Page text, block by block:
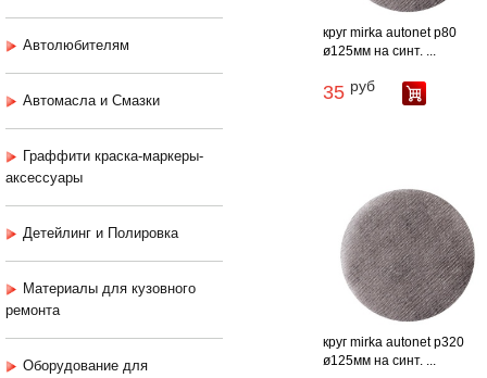
Автолюбителям
Автомасла и Смазки
Граффити краска-маркеры-
аксессуары
Детейлинг и Полировка
Материалы для кузовного
ремонта
Оборудование для
круг mirka autonet p80
ø125мм на синт. ...
35 руб
круг mirka autonet p320
ø125мм на синт. ...